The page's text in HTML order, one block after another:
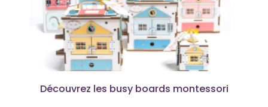
Découvrez les busy boards montessori